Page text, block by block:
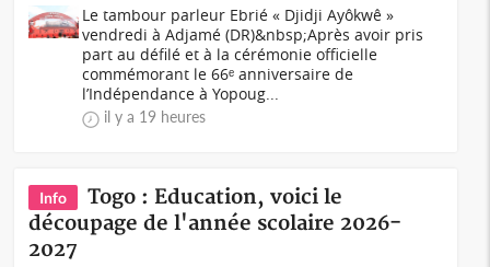
Le tambour parleur Ebrié « Djidji Ayôkwê »
vendredi à Adjamé (DR)&nbsp;Après avoir pris
part au défilé et à la cérémonie officielle
commémorant le 66ᵉ anniversaire de
l’Indépendance à Yopoug...
il y a 19 heures
Info
Togo : Education, voici le
découpage de l'année scolaire 2026-
2027